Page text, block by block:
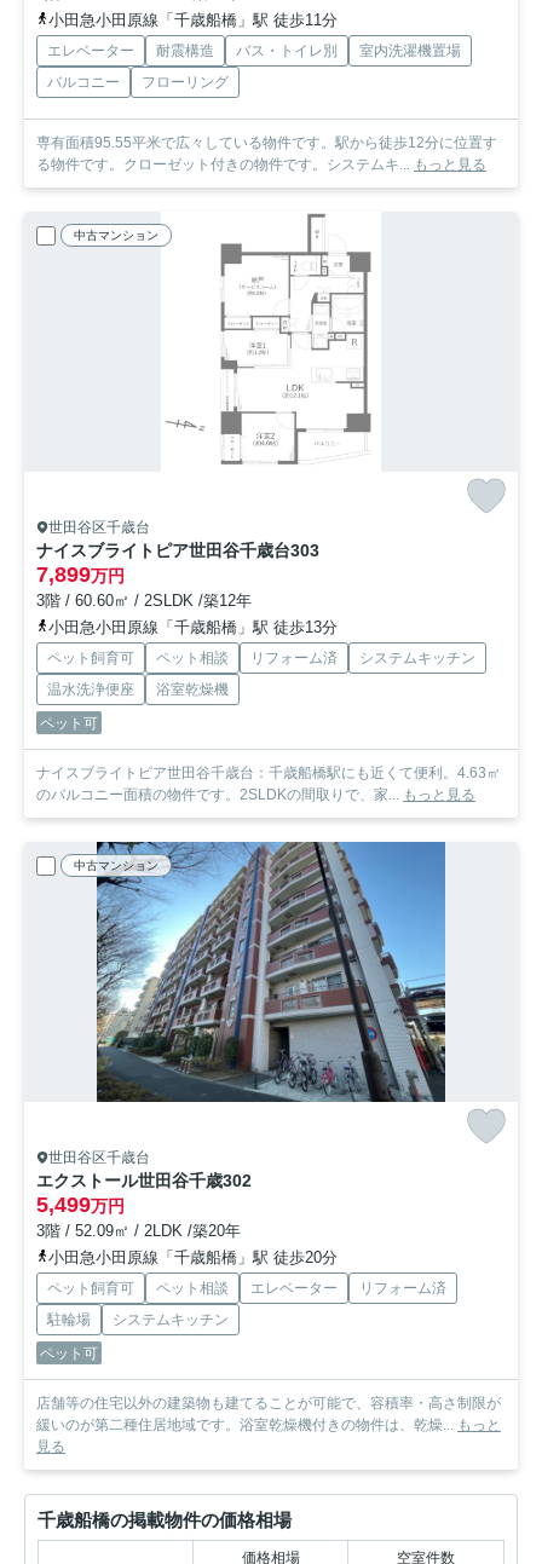
小田急小田原線「千歳船橋」駅 徒歩11分
エレベーター 耐震構造 バス・トイレ別
室内洗濯機置場
バルコニー
フローリング
専有面積95.55平米で広々している物件です。駅から徒歩12分に位置す
る物件です。クローゼット付きの物件です。システムキ... もっと見る
中古マンション
世田谷区千歳台
ナイスブライトピア世田谷千歳台303
7,899万円
3階 / 60.60㎡ / 2SLDK /築12年
小田急小田原線「千歳船橋」駅 徒歩13分
ペット飼育可 ペット相談 リフォーム済
システムキッチン
温水洗浄便座
浴室乾燥機
ペット可
ナイスブライトピア世田谷千歳台：千歳船橋駅にも近くて便利。4.63㎡
のバルコニー面積の物件です。2SLDKの間取りで、家... もっと見る
中古マンション
世田谷区千歳台
エクストール世田谷千歳302
5,499万円
3階 / 52.09㎡ / 2LDK /築20年
小田急小田原線「千歳船橋」駅 徒歩20分
ペット飼育可 ペット相談 エレベーター
リフォーム済
駐輪場
システムキッチン
ペット可
店舗等の住宅以外の建築物も建てることが可能で、容積率・高さ制限が
緩いのが第二種住居地域です。浴室乾燥機付きの物件は、乾燥... もっと
見る
千歳船橋の掲載物件の価格相場
価格相場 空室件数